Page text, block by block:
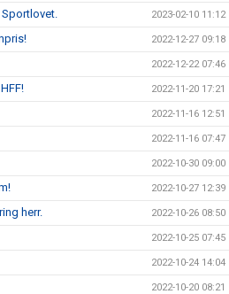
2023-02-10 11:12
2022-12-27 09:18
2022-12-22 07:46
2022-11-20 17:21
2022-11-16 12:51
2022-11-16 07:47
2022-10-30 09:00
2022-10-27 12:39
herr. 2022-10-26 08:50
2022-10-25 07:45
2022-10-24 14:04
2022-10-20 08:21